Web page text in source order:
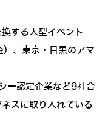
する大型イベント
、東京・目黒のアマ
ー認定企業など9社合
スに取り入れている